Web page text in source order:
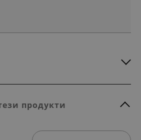
продукти